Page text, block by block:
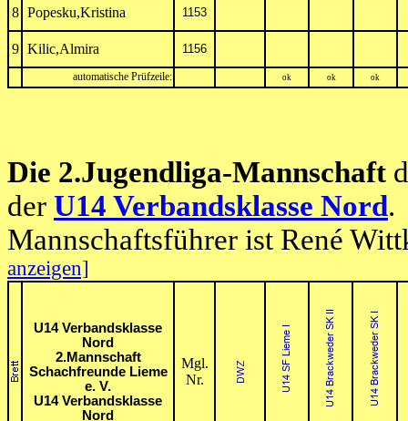
8 Popesku,Kristina 1153
9 Kilic,Almira 1156
automatische Prüfzeile: ok ok ok
Die 2.Jugendliga-Mannschaft
der U14 Verbandsklasse Nord.
Mannschaftsführer ist René
anzeigen]
U14 Verbandsklasse
Nord
2.Mannschaft
Schachfreunde Lieme
e. V.
U14 Verbandsklasse
Nord
Mgl.
Nr.